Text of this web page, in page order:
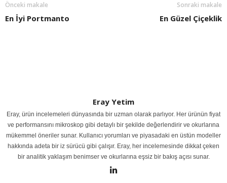
Önceki makale
En İyi Portmanto
Sonraki makale
En Güzel Çiçeklik
Eray Yetim
Eray, ürün incelemeleri dünyasında bir uzman olarak parlıyor. Her ürünün fiyat
ve performansını mikroskop gibi detaylı bir şekilde değerlendirir ve okurlarına
mükemmel öneriler sunar. Kullanıcı yorumları ve piyasadaki en üstün modeller
hakkında adeta bir iz sürücü gibi çalışır. Eray, her incelemesinde dikkat çeken
bir analitik yaklaşım benimser ve okurlarına eşsiz bir bakış açısı sunar.